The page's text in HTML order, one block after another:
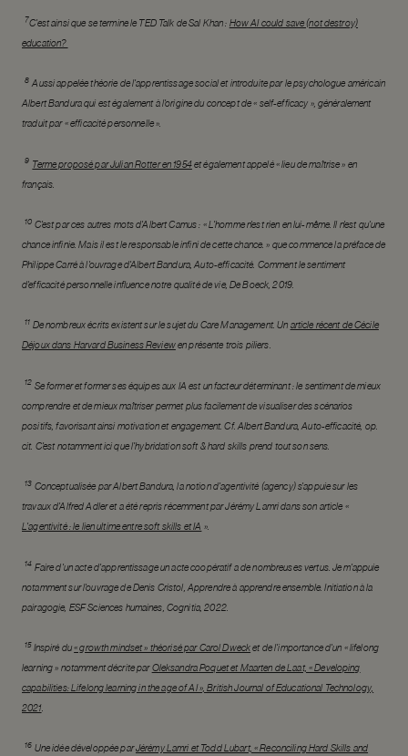
7C’est ainsi que se termine le TED Talk de Sal Khan : How AI could save (not destroy)
education?
8 Aussi appelée théorie de l’apprentissage social et introduite par le psychologue américain
Albert Bandura qui est également à l’origine du concept de « self-efficacy », généralement
traduit par « efficacité personnelle ».
9 Terme proposé par Julian Rotter en 1954et également appelé « lieu de maîtrise » en
français.
10 C’est par ces autres mots d’Albert Camus : « L’homme n’est rien en lui-même. Il n’est qu’une
chance infinie. Mais il est le responsable infini de cette chance. » que commence la préface de
Philippe Carré à l’ouvrage d’Albert Bandura, Auto-efficacité. Comment le sentiment
d’efficacité personnelle influence notre qualité de vie, De Boeck, 2019.
11 De nombreux écrits existent sur le sujet du Care Management. Un article récent de Cécile
Déjoux dans Harvard Business Reviewen présente trois piliers.
12 Se former et former ses équipes aux IA est un facteur déterminant : le sentiment de mieux
comprendre et de mieux maîtriser permet plus facilement de visualiser des scénarios
positifs, favorisant ainsi motivation et engagement. Cf. Albert Bandura, Auto-efficacité, op.
cit. C’est notamment ici que l’hybridation soft & hard skills prend tout son sens.
13 Conceptualisée par Albert Bandura, la notion d’agentivité (agency) s’appuie sur les
travaux d’Alfred Adler et a été repris récemment par Jérémy Lamri dans son article «
L’agentivité : le lien ultime entre soft skills et IA ».
14 Faire d’un acte d’apprentissage un acte coopératif a de nombreuses vertus. Je m’appuie
notamment sur l’ouvrage de Denis Cristol, Apprendre à apprendre ensemble. Initiation à la
pairagogie, ESF Sciences humaines, Cognitia, 2022.
15 Inspiré du« growth mindset » théorisé par Carol Dwecket de l’importance d’un « lifelong
learning » notamment décrite parOleksandra Poquet et Maarten de Laat, « Developing
capabilities: Lifelong learning in the age of AI », British Journal of Educational Technology,
2021.
16 Une idée développée parJérémy Lamri et Todd Lubart, « Reconciling Hard Skills and